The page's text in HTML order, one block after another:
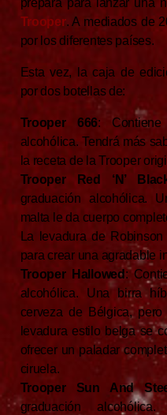
prepara para lanzar una
Trooper. A mediados de
por los diferentes países.
Esta vez, la caja de
por dos botellas de:
Trooper 666:
alcohólica. Tendrá más
la receta de la Trooper
Trooper Red ‘N’
graduación alcohólica.
malta le da cuerpo
La levadura de
para crear una agradable
Trooper Hallowed :
alcohólica. Una birra
cerveza de Bélgica,
levadura estilo belga se
ofrecer un paladar
ciruela.
Trooper Sun And
graduación